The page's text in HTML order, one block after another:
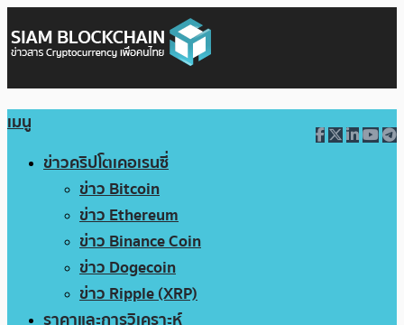
เมนู
ข่าวคริปโตเคอเรนซี่
ข่าว Bitcoin
ข่าว Ethereum
ข่าว Binance Coin
ข่าว Dogecoin
ข่าว Ripple (XRP)